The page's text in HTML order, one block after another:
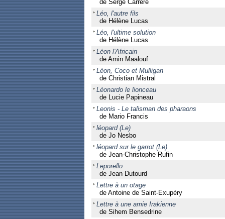
de Serge Carrère
Léo, l'autre fils
de Hélène Lucas
Léo, l'ultime solution
de Hélène Lucas
Léon l'Africain
de Amin Maalouf
Léon, Coco et Mulligan
de Christian Mistral
Léonardo le lionceau
de Lucie Papineau
Leonis - Le talisman des pharaons
de Mario Francis
léopard (Le)
de Jo Nesbo
léopard sur le garrot (Le)
de Jean-Christophe Rufin
Leporello
de Jean Dutourd
Lettre à un otage
de Antoine de Saint-Exupéry
Lettre à une amie Irakienne
de Sihem Bensedrine